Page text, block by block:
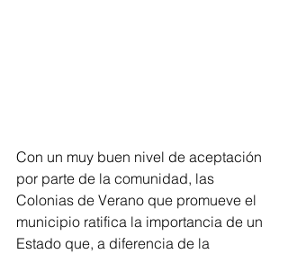
Con un muy buen nivel de aceptación
por parte de la comunidad, las
Colonias de Verano que promueve el
municipio ratifica la importancia de un
Estado que, a diferencia de la